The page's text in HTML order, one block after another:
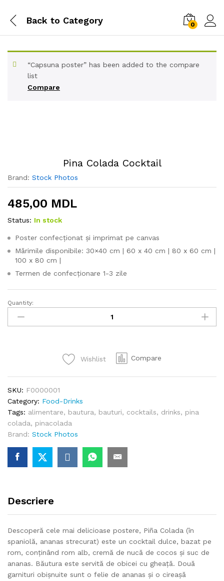
Back to Category 0
Compare
“Capsuna poster” has been added to the compare
list
Pina Colada Cocktail
Brand: Stock Photos
485,00 MDL
Status: In stock
Poster confecționat și imprimat pe canvas
Mărimile disponibile: 30×40 cm | 60 x 40 cm | 80 x 60 cm |
100 x 80 cm |
Termen de confecționare 1-3 zile
Pina
Colada
Cocktail
Quantity:
Wishlist Compare
SKU: F0000001
Category: Food-Drinks
Tags: alimentare, bautura, bauturi, cocktails, drinks, pina
colada, pinacolada
Brand: Stock Photos
Descriere
Descoperă cele mai delicioase postere, Piña Colada (în
spaniolă, ananas strecurat) este un cocktail dulce, bazat pe
rom, conținând rom alb, cremă de nucă de cocos și suc de
ananas. Băutura este servită de obicei cu gheață. Două
garnituri obișnuite sunt o felie de ananas și o cireașă